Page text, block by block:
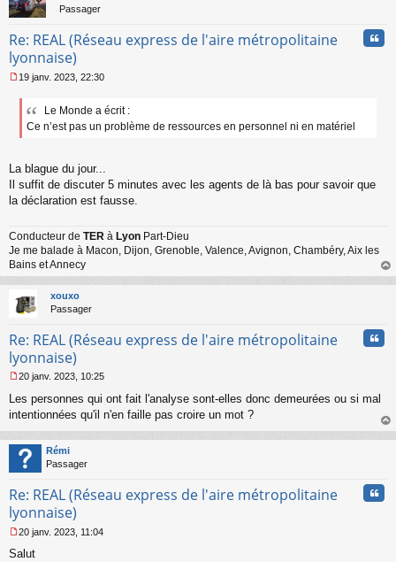
Passager
Re: REAL (Réseau express de l'aire métropolitaine
lyonnaise)
e
a
e
n
u
19 janv. 2023, 22:30
Le Monde a écrit :
Ce n’est pas un problème de ressources en personnel ni en matériel
La blague du jour...
Il suffit de discuter 5 minutes avec les agents de là bas pour savoir que
la déclaration est fausse.
Conducteur de TER à Lyon Part-Dieu
Je me balade à Macon, Dijon, Grenoble, Valence, Avignon, Chambéry, Aix les
Bains et Annecy
au
xouxo
Passager
Re: REAL (Réseau express de l'aire métropolitaine
lyonnaise)
e
s
a
g
e
o
u
20 janv. 2023, 10:25
Les personnes qui ont fait l'analyse sont-elles donc demeurées ou si mal
intentionnées qu'il n'en faille pas croire un mot ?
au
Rémi
Passager
Re: REAL (Réseau express de l'aire métropolitaine
lyonnaise)
e
20 janv. 2023, 11:04
Salut